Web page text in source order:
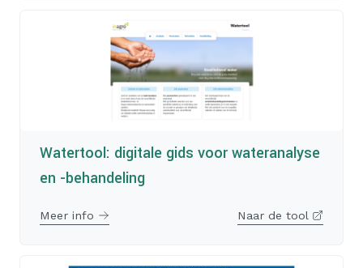
Watertool: digitale gids voor wateranalyse
en -behandeling
Meer info Naar de tool